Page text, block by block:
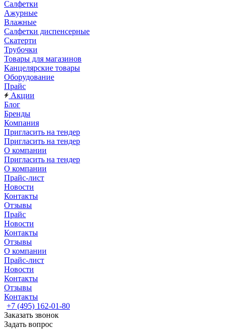
Салфетки
Ажурные
Влажные
Салфетки диспенсерные
Скатерти
Трубочки
Товары для магазинов
Канцелярские товары
Оборудование
Прайс
Акции
Блог
Бренды
Компания
Пригласить на тендер
Пригласить на тендер
О компании
Пригласить на тендер
О компании
Прайс-лист
Новости
Контакты
Отзывы
Прайс
Новости
Контакты
Отзывы
О компании
Прайс-лист
Новости
Контакты
Отзывы
Контакты
+7 (495) 162-01-80
Заказать звонок
Задать вопрос